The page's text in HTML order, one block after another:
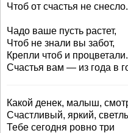
Чтоб от счастья не снесло.
Чадо ваше пусть растет,
Чтоб не знали вы забот,
Крепли чтоб и процветали.
Счастья вам — из года в
Какой денек, малыш,
Счастливый, яркий,
Тебе сегодня ровно три